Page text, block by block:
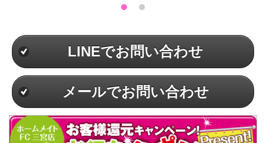
LINEでお問い合わせ
メールでお問い合わせ